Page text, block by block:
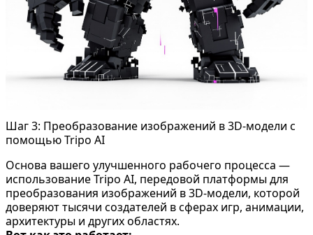
Шаг 3: Преобразование изображений в 3D-модели с
помощью Tripo AI
Основа вашего улучшенного рабочего процесса —
использование Tripo AI, передовой платформы для
преобразования изображений в 3D-модели, которой
доверяют тысячи создателей в сферах игр, анимации,
архитектуры и других областях.